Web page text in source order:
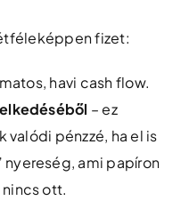
fizet:
havi cash flow.
– ez
valódi pénzzé, ha el is
ami papíron
ott.